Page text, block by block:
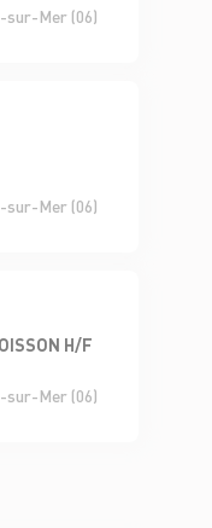
sur-Mer (06)
sur-Mer (06)
H/F
sur-Mer (06)